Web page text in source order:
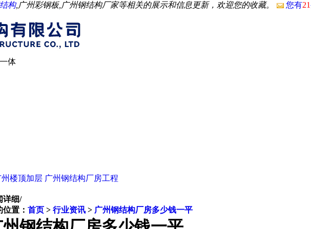
构,广州彩钢板,广州钢结构厂家等相关的展示和信息更新，欢迎您的收藏。 您有21
体
州楼顶加层 广州钢结构厂房工程
详细/
位置： 首页 > 行业资讯 > 广州钢结构厂房多少钱一平